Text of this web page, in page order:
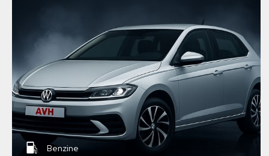
Benzine